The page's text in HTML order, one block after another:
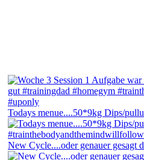
Todays menue....50*9kg Dips/
New Cycle....oder genauer gesagt